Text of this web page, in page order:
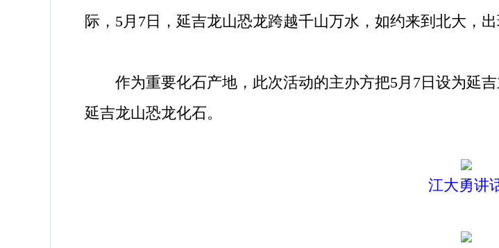
际，5月7日，延吉龙山恐龙跨越千山万水，如约来到北大，
作为重要化石产地，此次活动的主办方把5月7日设为延
延吉龙山恐龙化石。
江大勇讲